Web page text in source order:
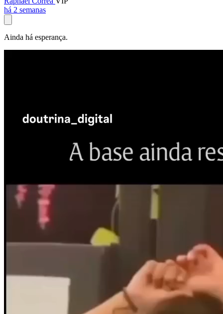
há 2 semanas
Ainda há esperança.